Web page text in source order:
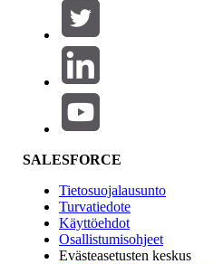
Tuotealue
Ominaisuuden vaikutus
SALESFORCE
Tietosuojalausunto
Turvatiedote
Käyttöehdot
Osallistumisohjeet
Evästeasetusten keskus